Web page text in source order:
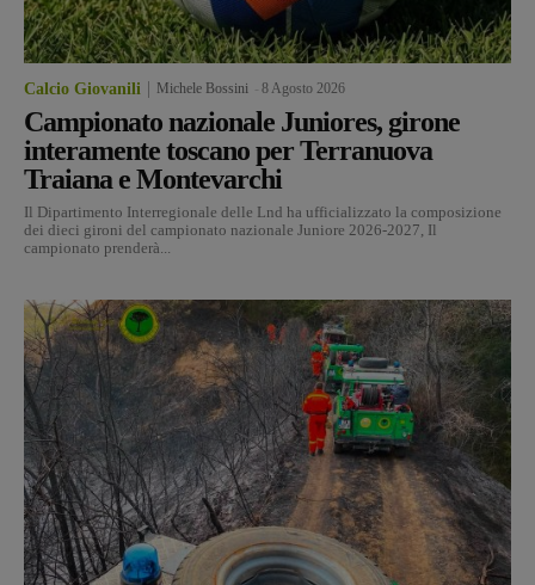
Calcio Giovanili Michele Bossini 8 Agosto 2026
Campionato nazionale Juniores, girone
interamente toscano per Terranuova
Traiana e Montevarchi
Il Dipartimento Interregionale delle Lnd ha ufficializzato la composizione
dei dieci gironi del campionato nazionale Juniore 2026-2027, Il
campionato prenderà...